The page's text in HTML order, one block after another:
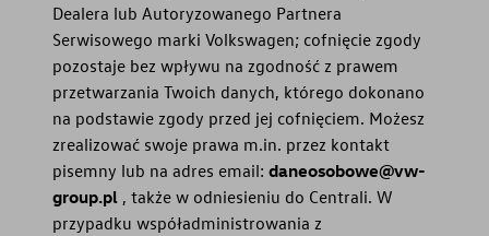
Dealera lub Autoryzowanego Partnera
Serwisowego marki Volkswagen; cofnięcie zgody
pozostaje bez wpływu na zgodność z prawem
przetwarzania Twoich danych, którego dokonano
na podstawie zgody przed jej cofnięciem. Możesz
zrealizować swoje prawa m.in. przez kontakt
pisemny lub na adres email: daneosobowe@vw-
group.pl , także w odniesieniu do Centrali. W
przypadku współadministrowania z